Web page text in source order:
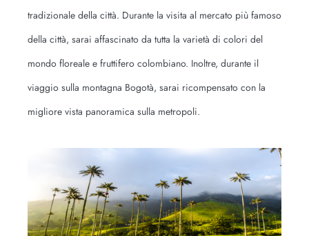
tradizionale della città. Durante la visita al mercato più famoso
della città, sarai affascinato da tutta la varietà di colori del
mondo floreale e fruttifero colombiano. Inoltre, durante il
viaggio sulla montagna Bogotà, sarai ricompensato con la
migliore vista panoramica sulla metropoli.